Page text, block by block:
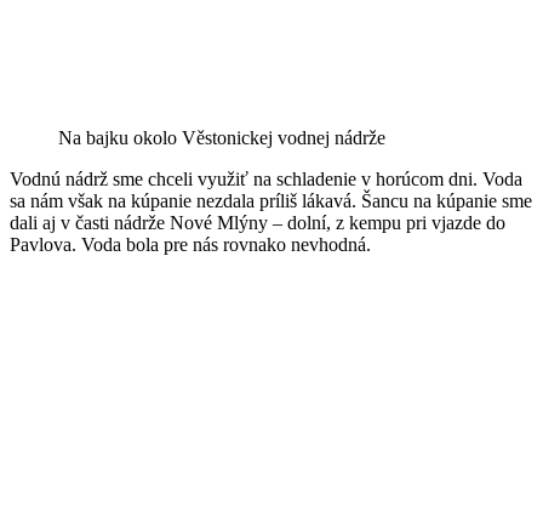
Na bajku okolo Věstonickej vodnej nádrže
Vodnú nádrž sme chceli využiť na schladenie v horúcom dni. Voda
sa nám však na kúpanie nezdala príliš lákavá. Šancu na kúpanie sme
dali aj v časti nádrže Nové Mlýny – dolní, z kempu pri vjazde do
Pavlova. Voda bola pre nás rovnako nevhodná.